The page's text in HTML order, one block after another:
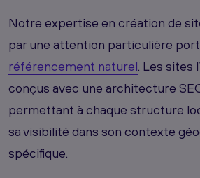
Notre expertise en création de
par une attention particulière
référencement naturel. Les sites
conçus avec une architecture
permettant à chaque structure
sa visibilité dans son contexte
spécifique.